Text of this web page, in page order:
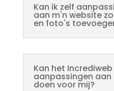
Kan ik zelf
aan m'n website
en foto's
Kan het
aanpassingen
doen voor mij?